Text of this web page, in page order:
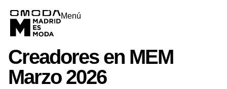
Menú
Creadores en MEM
Marzo 2026